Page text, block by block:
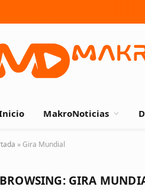
MakroNoticias
»Gira Mundial
BROWSING: GIRA